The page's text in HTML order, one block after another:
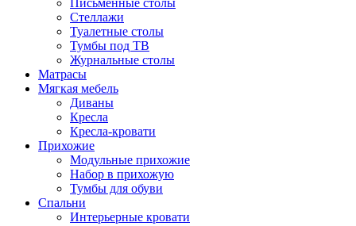
Письменные столы
Стеллажи
Туалетные столы
Тумбы под ТВ
Журнальные столы
Матрасы
Мягкая мебель
Диваны
Кресла
Кресла-кровати
Прихожие
Модульные прихожие
Набор в прихожую
Тумбы для обуви
Спальни
Интерьерные кровати